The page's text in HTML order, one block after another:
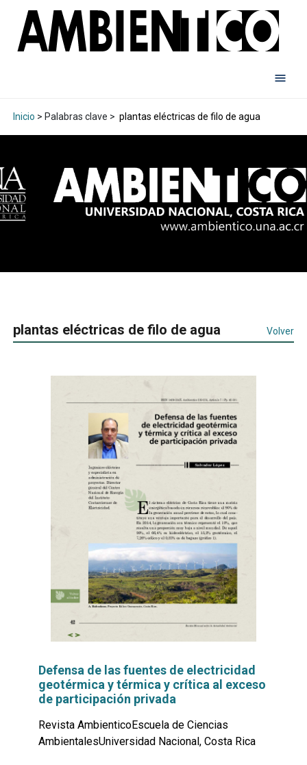
Inicio > Palabras clave > plantas eléctricas de filo de agua
plantas eléctricas de filo de agua Volver
Defensa de las fuentes de electricidad
geotérmica y térmica y crítica al exceso
de participación privada
Revista AmbienticoEscuela de Ciencias
AmbientalesUniversidad Nacional, Costa Rica